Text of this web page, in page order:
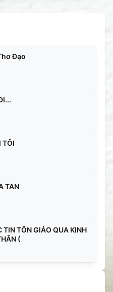
Đạo
TÔI
TAN
TIN TÔN GIÁO QUA KINH
(